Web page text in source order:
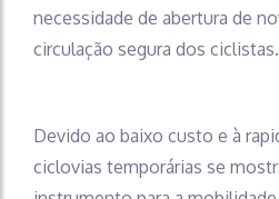
necessidade de abertura de
circulação segura dos ciclistas.
Devido ao baixo custo e à
ciclovias temporárias se